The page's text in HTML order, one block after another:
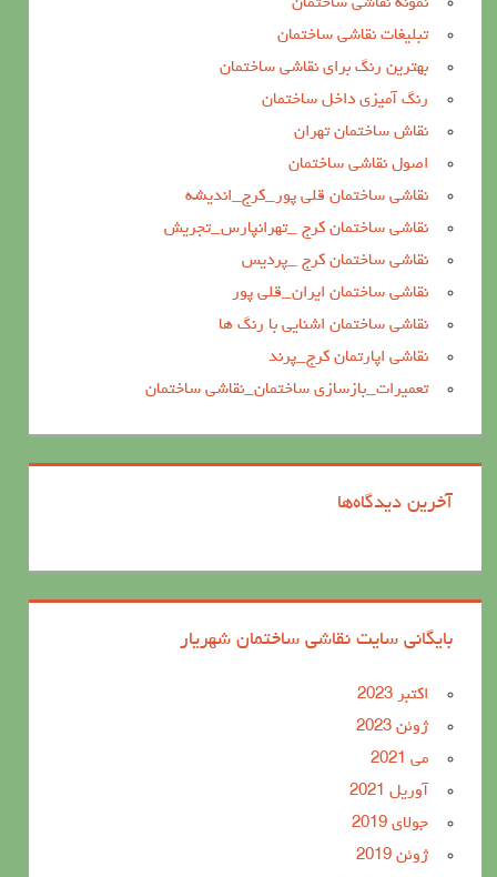
تبلیغات نقاشی ساختمان
بهترین رنگ برای نقاشی ساختمان
رنگ آمیزی داخل ساختمان
نقاش ساختمان تهران
اصول نقاشی ساختمان
نقاشی ساختمان قلی پور_کرج_اندیشه
نقاشی ساختمان کرج _تهرانپارس_تجریش
نقاشی ساختمان کرج _پردیس
نقاشی ساختمان ایران_قلی پور
نقاشی ساختمان اشنایی با رنگ ها
نقاشی اپارتمان کرج_پرند
تعمیرات_بازسازی ساختمان_نقاشی ساختمان
آخرین دیدگاه‌ها
بایگانی سایت نقاشی ساختمان شهریار
اکتبر 2023
ژوئن 2023
می 2021
آوریل 2021
جولای 2019
ژوئن 2019